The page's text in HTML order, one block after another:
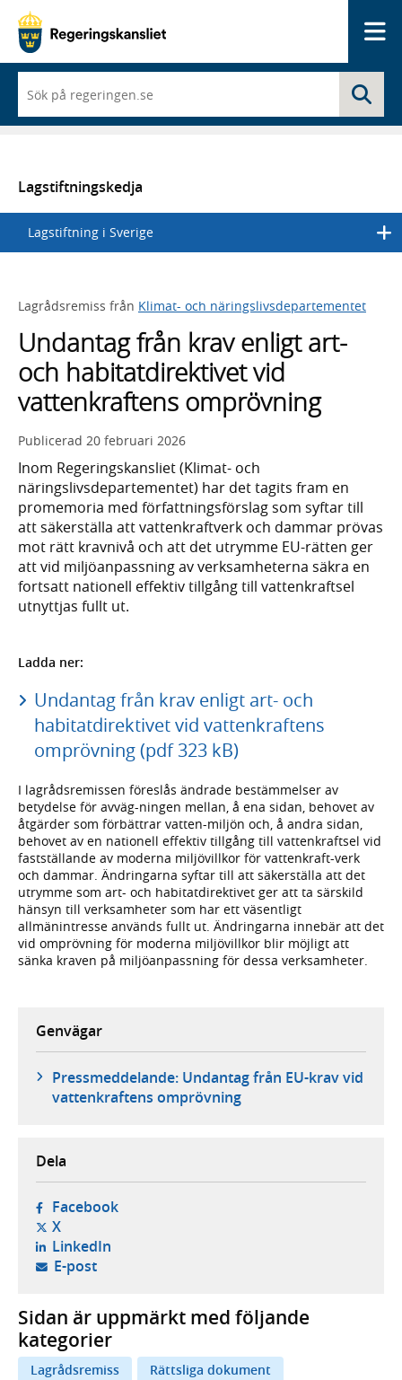
du
börjar
skriva
en
lista
med
sökförslag
Lagstiftningskedja
Lagstiftning i Sverige
Lagrådsremiss från Klimat- och näringslivsdepartementet
Undantag från krav enligt art-
och habitatdirektivet vid
vattenkraftens omprövning
Publicerad 20 februari 2026
Inom Regeringskansliet (Klimat- och
näringslivsdepartementet) har det tagits fram en
promemoria med författningsförslag som syftar till
att säkerställa att vattenkraftverk och dammar prövas
mot rätt kravnivå och att det utrymme EU-rätten ger
att vid miljöanpassning av verksamheterna säkra en
fortsatt nationell effektiv tillgång till vattenkraftsel
utnyttjas fullt ut.
Ladda ner:
Undantag från krav enligt art- och
habitatdirektivet vid vattenkraftens
omprövning (pdf 323 kB)
I lagrådsremissen föreslås ändrade bestämmelser av
betydelse för avväg-ningen mellan, å ena sidan, behovet av
åtgärder som förbättrar vatten-miljön och, å andra sidan,
behovet av en nationell effektiv tillgång till vattenkraftsel vid
fastställande av moderna miljövillkor för vattenkraft-verk
och dammar. Ändringarna syftar till att säkerställa att det
utrymme som art- och habitatdirektivet ger att ta särskild
hänsyn till verksamheter som har ett väsentligt
allmänintresse används fullt ut. Ändringarna innebär att det
vid omprövning för moderna miljövillkor blir möjligt att
sänka kraven på miljöanpassning för dessa verksamheter.
Genvägar
Pressmeddelande: Undantag från EU-krav vid
vattenkraftens omprövning
Dela
Facebook- öppnas i ny flik, extern webbplats,
X- öppnas i ny flik, extern webbplats,
LinkedIn- öppnas i ny flik, extern webbplats,
E-post- öppnar din e-postklient,
Sidan är uppmärkt med följande
kategorier
Lagrådsremiss
Rättsliga dokument